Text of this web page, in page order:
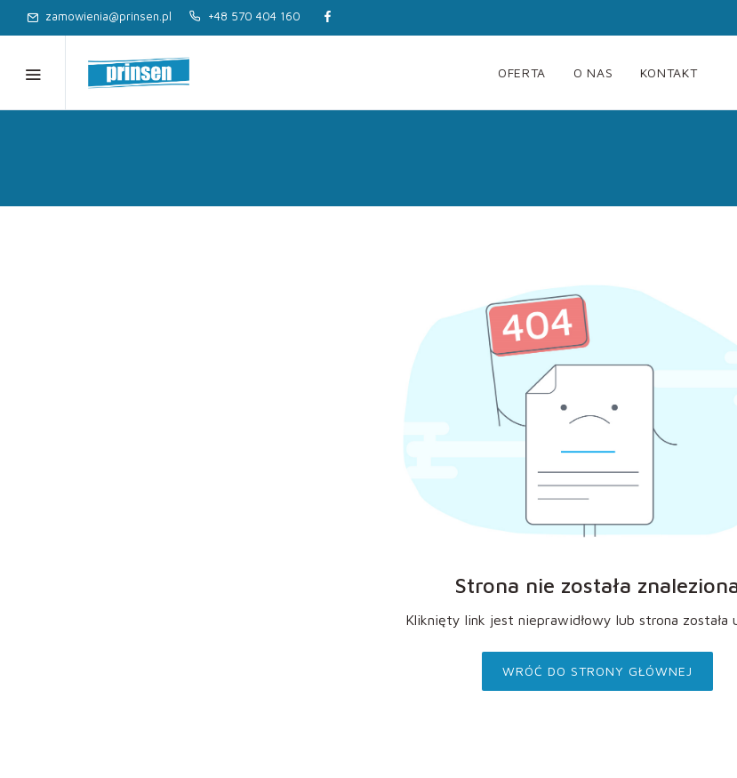
zamowienia@prinsen.pl +48 570 404 160
OFERTA O NAS KONTAKT
Strona nie została
Kliknięty link jest nieprawidłowy lub strona została
WRÓĆ DO STRONY GŁÓWNEJ